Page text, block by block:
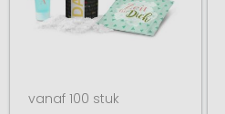
vanaf 100 stuk